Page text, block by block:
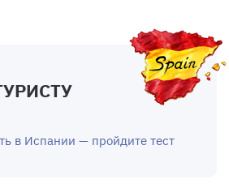
в Испании — пройдите тест